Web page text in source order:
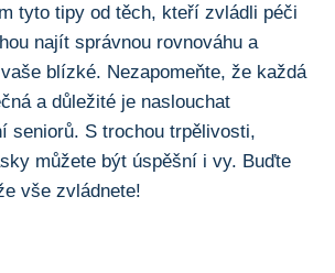
tyto tipy od těch, kteří zvládli péči
najít správnou rovnováhu a
blízké. Nezapomeňte, že každá
a důležité je naslouchat
seniorů. S trochou trpělivosti,
můžete být úspěšní i vy. Buďte
vše zvládnete!